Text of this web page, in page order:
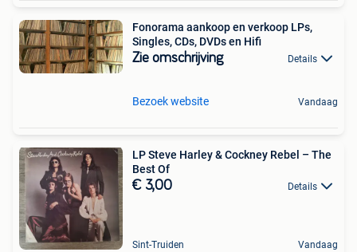
Fonorama aankoop en verkoop LPs,
Singles, CDs, DVDs en Hifi
Zie omschrijving Details
Bezoek website Vandaag
LP Steve Harley & Cockney Rebel – The
Best Of
€ 3,00 Details
Sint-Truiden Vandaag